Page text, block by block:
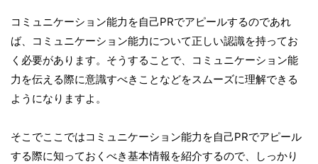
コミュニケーション能力を自己PRでアピールするのであれ
ば、コミュニケーション能力について正しい認識を持ってお
く必要があります。そうすることで、コミュニケーション能
力を伝える際に意識すべきことなどをスムーズに理解できる
ようになりますよ。
そこでここではコミュニケーション能力を自己PRでアピール
する際に知っておくべき基本情報を紹介するので、しっかり